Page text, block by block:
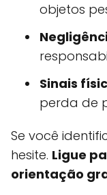
objetos
Sinais
perda de
Se você
hesite. Ligue
orientação